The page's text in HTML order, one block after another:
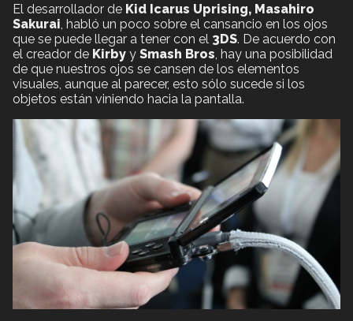
El desarrollador de Kid Icarus Uprising, Masahiro
Sakurai , habló un poco sobre el cansancio en los ojos
que se puede llegar a tener con el 3DS. De acuerdo con
el creador de Kirby y Smash Bros , hay una posibilidad
de que nuestros ojos se cansen de los elementos
visuales, aunque al parecer, esto sólo sucede si los
objetos están viniendo hacia la pantalla.